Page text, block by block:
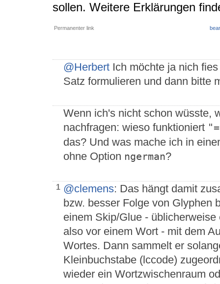
sollen. Weitere Erklärungen
Permanenter link
@Herbert Ich möchte ja nich
Satz formulieren und dann bitte
Wenn ich's nicht schon wüsste,
nachfragen: wieso funktioniert "=
das? Und was mache ich in
ohne Option ngerman?
1 @clemens: Das hängt damit
bzw. besser Folge von Glyphen
einem Skip/Glue -
also vor einem Wort - mit dem
Wortes. Dann sammelt er
Kleinbuchstabe (lccode)
wieder ein Wortzwischenraum